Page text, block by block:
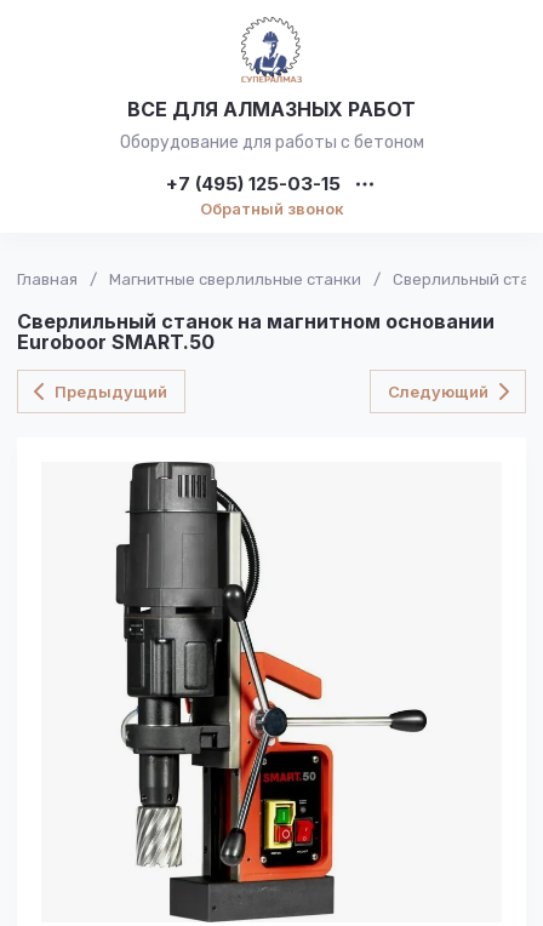
ВСЕ ДЛЯ АЛМАЗНЫХ РАБОТ
Оборудование для работы с бетоном
+7 (495) 125-03-15
Обратный звонок
Главная / Магнитные сверлильные станки / Сверлильный
Сверлильный станок на магнитном основании
Euroboor SMART.50
Предыдущий Следующий